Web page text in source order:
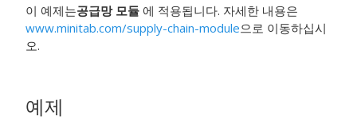
이 예제는공급망 모듈 에 적용됩니다. 자세한 내용은
www.minitab.com/supply-chain-module으로 이동하십시
오.
예제